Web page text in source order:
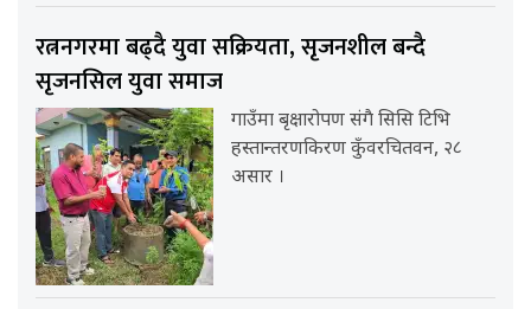
रत्ननगरमा बढ्दै युवा सक्रियता, सृजनशील बन्दै
सृजनसिल युवा समाज
गाउँमा बृक्षारोपण संगै सिसि टिभि
हस्तान्तरणकिरण कुँवरचितवन, २८
असार ।